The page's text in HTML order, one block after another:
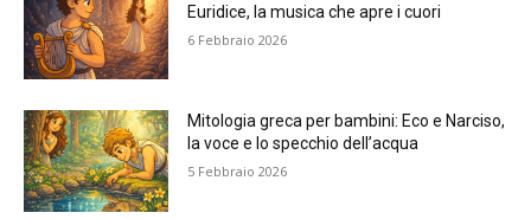
Euridice, la musica che apre i cuori
6 Febbraio 2026
Mitologia greca per bambini: Eco e Narciso,
la voce e lo specchio dell’acqua
5 Febbraio 2026